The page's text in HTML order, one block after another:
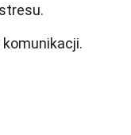
komunikacji.